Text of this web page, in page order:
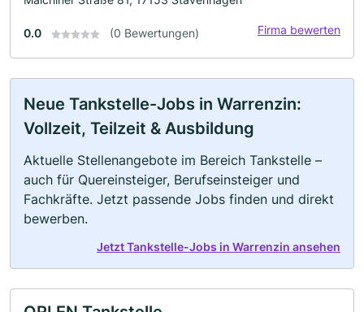
0.0 (0 Bewertungen) Firma bewerten
Neue Tankstelle-Jobs in Warrenzin:
Vollzeit, Teilzeit & Ausbildung
Aktuelle Stellenangebote im Bereich Tankstelle –
auch für Quereinsteiger, Berufseinsteiger und
Fachkräfte. Jetzt passende Jobs finden und direkt
bewerben.
Jetzt Tankstelle-Jobs in Warrenzin ansehen